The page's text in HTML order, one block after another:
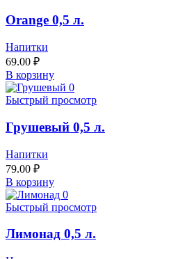
Orange 0,5 л.
Напитки
69.00 ₽
В корзину
Быстрый просмотр
Грушевый 0,5 л.
Напитки
79.00 ₽
В корзину
Быстрый просмотр
Лимонад 0,5 л.